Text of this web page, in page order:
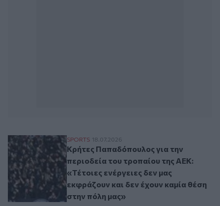
Κρήτες Παπαδόπουλος για την περιοδεία
SPORTS 18.07.2026
Κρήτες Παπαδόπουλος για την
περιοδεία του τροπαίου της ΑΕΚ:
«Τέτοιες ενέργειες δεν μας
εκφράζουν και δεν έχουν καμία θέση
στην πόλη μας»